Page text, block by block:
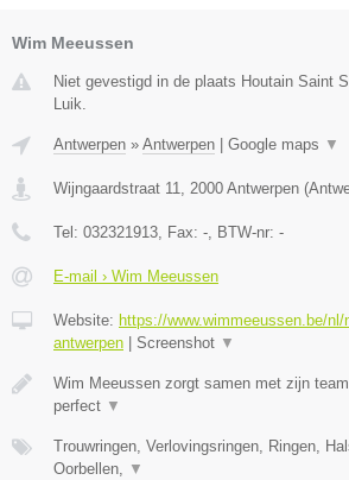
Wim Meeussen
Niet gevestigd in de plaats Houtain Saint
Luik.
Antwerpen » Antwerpen Google maps ▼
Wijngaardstraat 11, 2000 Antwerpen (
Tel: 032321913, Fax: -, BTW-nr: -
E-mail › Wim Meeussen
Website: https://www.wimmeeussen.be/nl/
antwerpen
Screenshot ▼
Wim Meeussen zorgt samen met zijn
perfect ▼
Trouwringen, Verlovingsringen, Ringen,
Oorbellen, ▼